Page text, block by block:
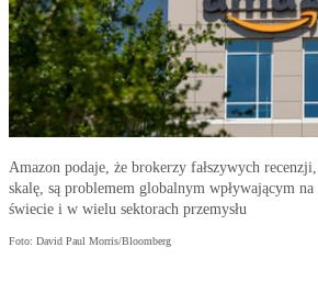
Amazon podaje, że brokerzy fałszywych
skalę, są problemem globalnym wpływającym
świecie i w wielu sektorach przemysłu
Foto: David Paul Morris/Bloomberg